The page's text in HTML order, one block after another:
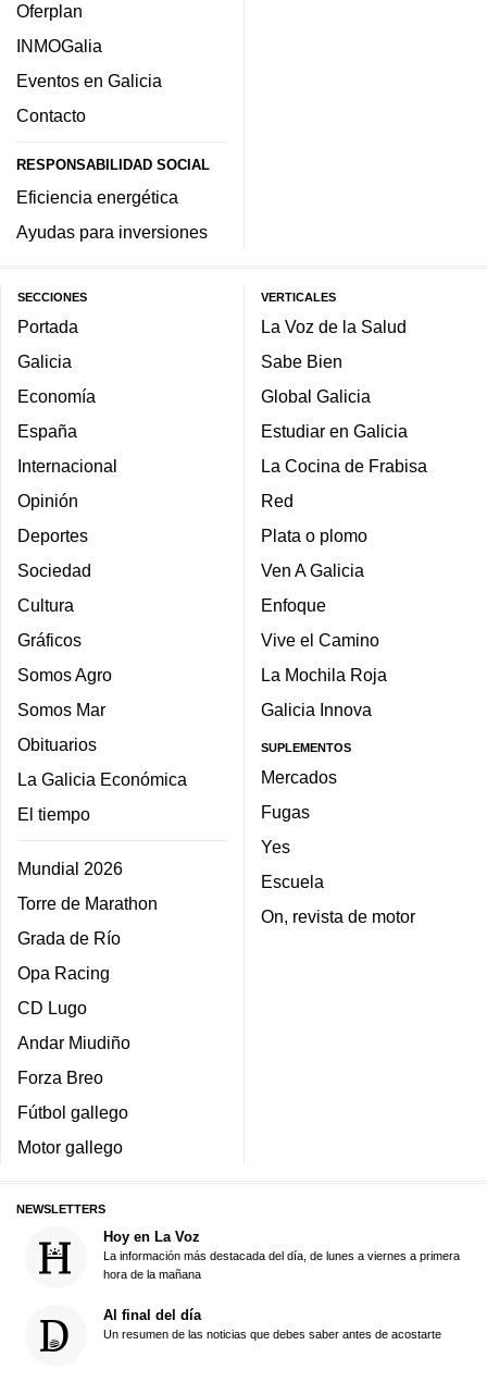
Oferplan
INMOGalia
Eventos en Galicia
Contacto
RESPONSABILIDAD SOCIAL
Eficiencia energética
Ayudas para inversiones
SECCIONES
Portada
Galicia
Economía
España
Internacional
Opinión
Deportes
Sociedad
Cultura
Gráficos
Somos Agro
Somos Mar
Obituarios
La Galicia Económica
El tiempo
Mundial 2026
Torre de Marathon
Grada de Río
Opa Racing
CD Lugo
Andar Miudiño
Forza Breo
Fútbol gallego
Motor gallego
VERTICALES
La Voz de la Salud
Sabe Bien
Global Galicia
Estudiar en Galicia
La Cocina de Frabisa
Red
Plata o plomo
Ven A Galicia
Enfoque
Vive el Camino
La Mochila Roja
Galicia Innova
SUPLEMENTOS
Mercados
Fugas
Yes
Escuela
On, revista de motor
NEWSLETTERS
Hoy en La Voz
La información más destacada del día, de lunes a viernes a primera
hora de la mañana
Al final del día
Un resumen de las noticias que debes saber antes de acostarte